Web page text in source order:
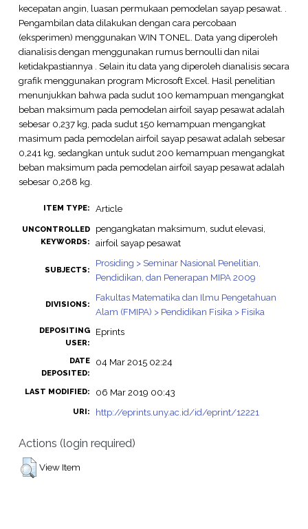
kecepatan angin, luasan permukaan pemodelan sayap pesawat. .
Pengambilan data dilakukan dengan cara percobaan
(eksperimen) menggunakan WIN TONEL. Data yang diperoleh
dianalisis dengan menggunakan rumus bernoulli dan nilai
ketidakpastiannya . Selain itu data yang diperoleh dianalisis secara
grafik menggunakan program Microsoft Excel. Hasil penelitian
menunjukkan bahwa pada sudut 100 kemampuan mengangkat
beban maksimum pada pemodelan airfoil sayap pesawat adalah
sebesar 0,237 kg, pada sudut 150 kemampuan mengangkat
masimum pada pemodelan airfoil sayap pesawat adalah sebesar
0,241 kg, sedangkan untuk sudut 200 kemampuan mengangkat
beban maksimum pada pemodelan airfoil sayap pesawat adalah
sebesar 0,268 kg.
ITEM TYPE: Article
UNCONTROLLED
KEYWORDS:
pengangkatan maksimum, sudut elevasi,
airfoil sayap pesawat
SUBJECTS:
Prosiding > Seminar Nasional Penelitian,
Pendidikan, dan Penerapan MIPA 2009
DIVISIONS:
Fakultas Matematika dan Ilmu Pengetahuan
Alam (FMIPA) > Pendidikan Fisika > Fisika
DEPOSITING
USER:
Eprints
DATE
DEPOSITED:
04 Mar 2015 02:24
LAST MODIFIED: 06 Mar 2019 00:43
URI: http://eprints.uny.ac.id/id/eprint/12221
Actions (login required)
View Item